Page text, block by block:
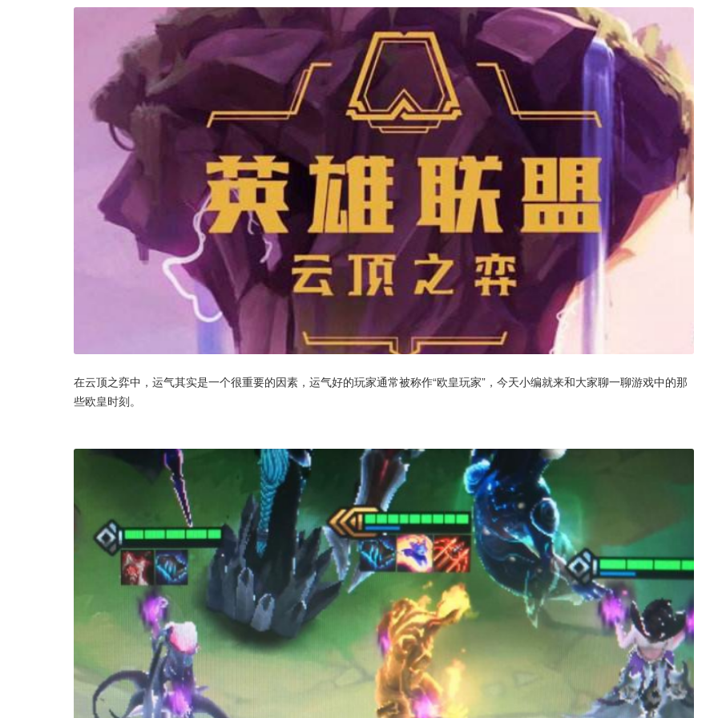
在云顶之弈中，运气其实是一个很重要的因素，运气好的玩家通常被称作“欧皇玩家”，今天小编就来和大家聊一聊游戏中的那
些欧皇时刻。